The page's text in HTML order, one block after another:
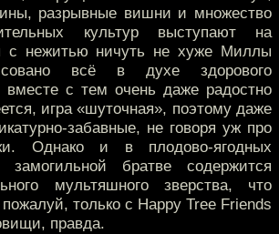
разрывные вишни и множество
культур выступают на
с нежитью ничуть не хуже Миллы
всё в духе здорового
с тем очень даже радостно
игра «шуточная», поэтому даже
забавные, не говоря уж про
Однако и в плодово-ягодных
братве содержится
мультяшного зверства, что
только с Happy Tree Friends
правда.